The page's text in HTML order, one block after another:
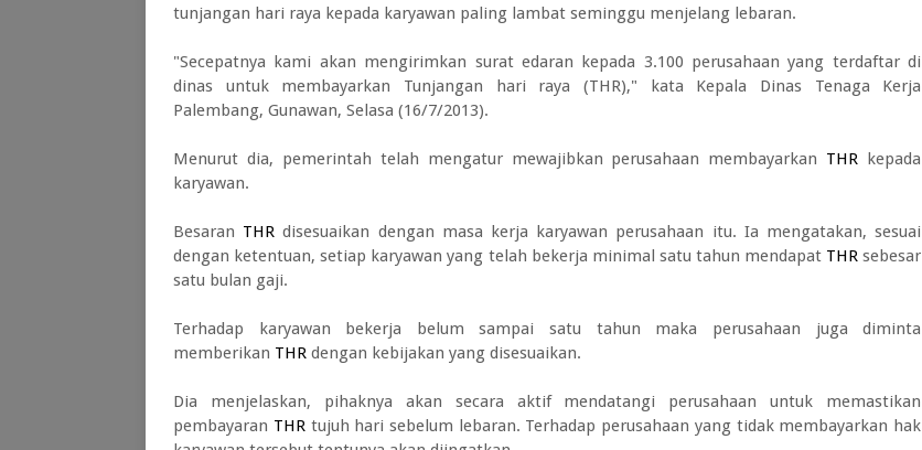
tunjangan hari raya kepada karyawan paling lambat seminggu menjelang lebaran.
"Secepatnya kami akan mengirimkan surat edaran kepada 3.100 perusahaan yang terdaftar di
dinas untuk membayarkan Tunjangan hari raya (THR)," kata Kepala Dinas Tenaga Kerja
Palembang, Gunawan, Selasa (16/7/2013).
Menurut dia, pemerintah telah mengatur mewajibkan perusahaan membayarkan THR kepada
karyawan.
Besaran THR disesuaikan dengan masa kerja karyawan perusahaan itu. Ia mengatakan, sesuai
dengan ketentuan, setiap karyawan yang telah bekerja minimal satu tahun mendapat THR sebesar
satu bulan gaji.
Terhadap karyawan bekerja belum sampai satu tahun maka perusahaan juga diminta
memberikan THR dengan kebijakan yang disesuaikan.
Dia menjelaskan, pihaknya akan secara aktif mendatangi perusahaan untuk memastikan
pembayaran THR tujuh hari sebelum lebaran. Terhadap perusahaan yang tidak membayarkan hak